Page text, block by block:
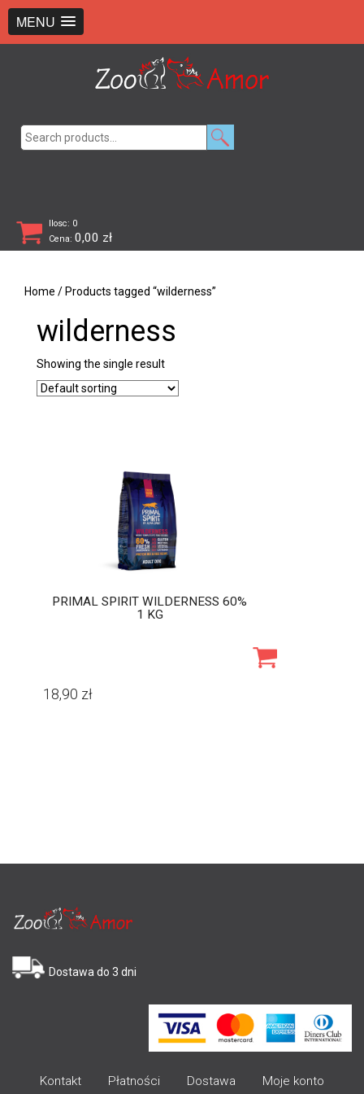
MENU
Ilosc: 0
Cena: 0,00 zł
Home / Products tagged “wilderness”
wilderness
Showing the single result
PRIMAL SPIRIT WILDERNESS 60%
1 KG
18,90 zł
Dostawa do 3 dni
Kontakt Płatności Dostawa Moje konto